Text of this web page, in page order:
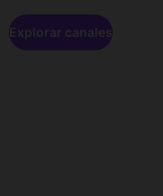
Explorar canales